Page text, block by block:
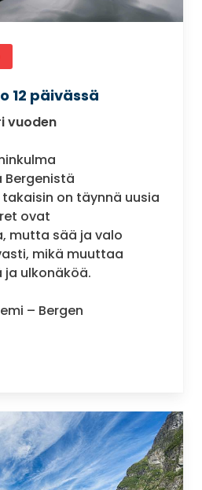
12 päivässä
vuoden
Bergenistä
on täynnä uusia
ovat
mutta sää ja valo
mikä muuttaa
ja ulkonäköä.
– Bergen